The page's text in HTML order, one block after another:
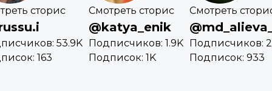
сторис
53.9K
163
Смотреть сторис
@katya_enik
Подписчиков: 1.9K
Подписок: 1K
Смотреть
Подписчиков:
Подписок: 933